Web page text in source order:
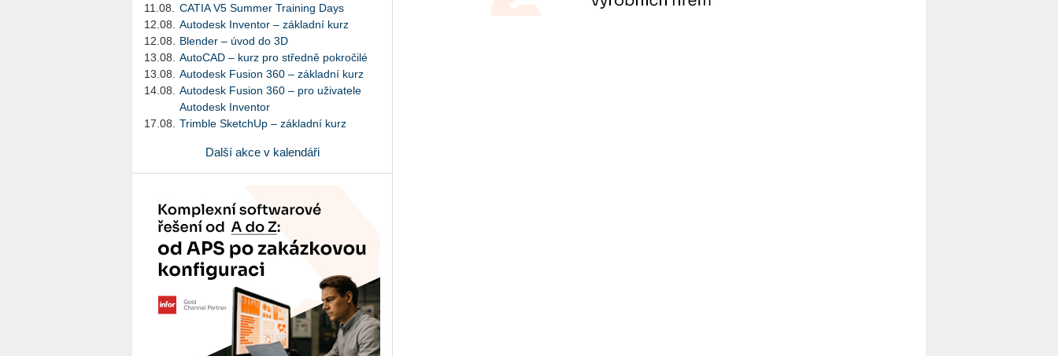
11.08.
CATIA V5 Summer Training Days
12.08.
Autodesk Inventor – základní kurz
12.08.
Blender – úvod do 3D
13.08.
AutoCAD – kurz pro středně pokročilé
13.08.
Autodesk Fusion 360 – základní kurz
14.08.
Autodesk Fusion 360 – pro uživatele
Autodesk Inventor
17.08.
Trimble SketchUp – základní kurz
Další akce v kalendáři